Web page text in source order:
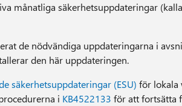
månatliga säkerhetsuppdateringar
de nödvändiga uppdateringarna i
den här uppdateringen.
säkerhetsuppdateringar (ESU) för lokala
i KB4522133 för att fortsätta